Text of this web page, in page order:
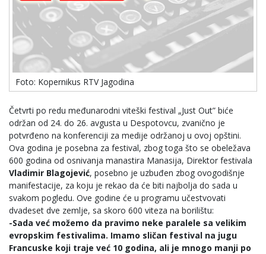
Foto: Kopernikus RTV Jagodina
Četvrti po redu međunarodni viteški festival „Just Out” biće
održan od 24. do 26. avgusta u Despotovcu, zvanično je
potvrđeno na konferenciji za medije održanoj u ovoj opštini.
Ova godina je posebna za festival, zbog toga što se obeležava
600 godina od osnivanja manastira Manasija, Direktor festivala
Vladimir Blagojević, posebno je uzbuđen zbog ovogodišnje
manifestacije, za koju je rekao da će biti najbolja do sada u
svakom pogledu. Ove godine će u programu učestvovati
dvadeset dve zemlje, sa skoro 600 viteza na borilištu:
-Sada već možemo da pravimo neke paralele sa velikim
evropskim festivalima. Imamo sličan festival na jugu
Francuske koji traje već 10 godina, ali je mnogo manji po